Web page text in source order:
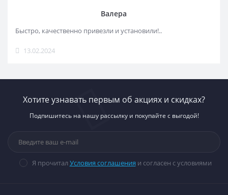
Валера
Быстро, качественно привезли и установили!..
13.02.2024
Хотите узнавать первым об акциях и скидках?
Подпишитесь на нашу рассылку и покупайте с выгодой!
Я прочитал Условия соглашения и согласен с условиями